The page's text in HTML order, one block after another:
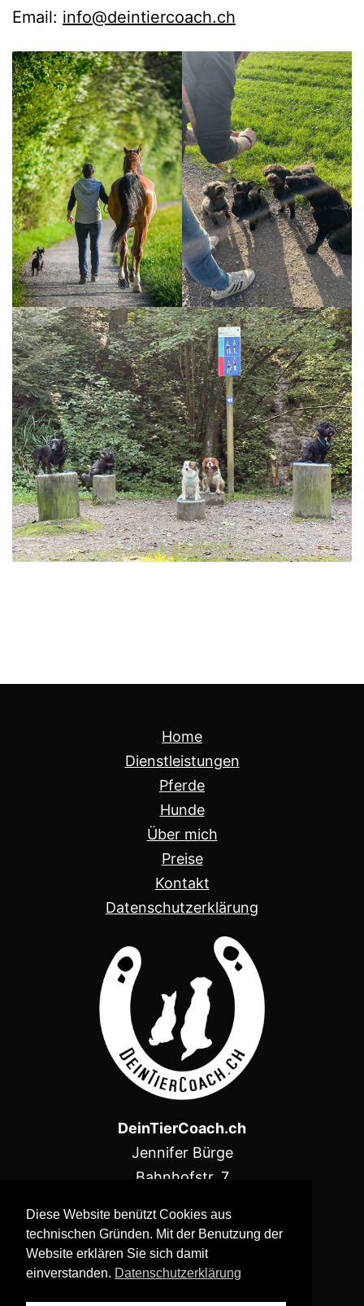
Email: info@deintiercoach.ch
Home
Dienstleistungen
Pferde
Hunde
Über mich
Preise
Kontakt
Datenschutzerklärung
DeinTierCoach.ch
Jennifer Bürge
Bahnhofstr. 7
Kontakt:
079 893 69 48
info@deintiercoach.ch
Diese Website benützt Cookies aus
technischen Gründen. Mit der Benutzung der
Website erklären Sie sich damit
einverstanden. Datenschutzerklärung